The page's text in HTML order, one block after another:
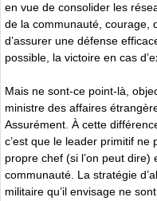
en vue de consolider les
de la communauté, courage,
d’assurer une défense
possible, la victoire en cas
Mais ne sont-ce point-là,
ministre des affaires
Assurément. À cette
c’est que le leader primitif ne
propre chef (si l’on peut dire)
communauté. La stratégie
militaire qu’il envisage ne